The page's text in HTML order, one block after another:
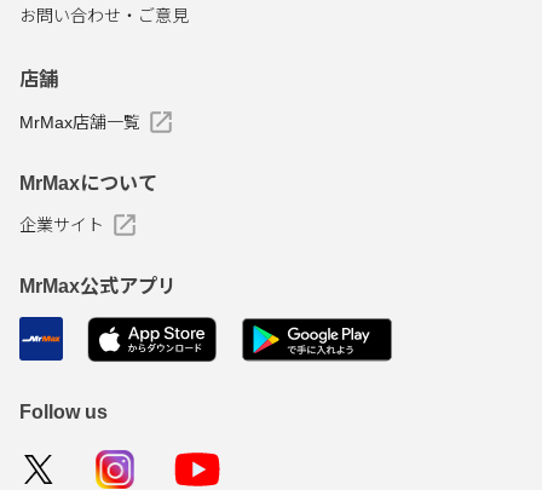
お問い合わせ・ご意見
店舗
MrMax店舗一覧
MrMaxについて
企業サイト
MrMax公式アプリ
Follow us